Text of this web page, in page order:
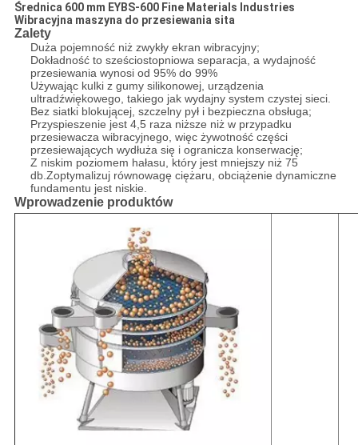
Średnica 600 mm EYBS-600 Fine Materials Industries
Wibracyjna maszyna do przesiewania sita
Zalety
Duża pojemność niż zwykły ekran wibracyjny;
Dokładność to sześciostopniowa separacja, a wydajność
przesiewania wynosi od 95% do 99%
Używając kulki z gumy silikonowej, urządzenia
ultradźwiękowego, takiego jak wydajny system czystej sieci.
Bez siatki blokującej, szczelny pył i bezpieczna obsługa;
Przyspieszenie jest 4,5 raza niższe niż w przypadku
przesiewacza wibracyjnego, więc żywotność części
przesiewających wydłuża się i ogranicza konserwację;
Z niskim poziomem hałasu, który jest mniejszy niż 75
db.Zoptymalizuj równowagę ciężaru, obciążenie dynamiczne
fundamentu jest niskie.
Wprowadzenie produktów